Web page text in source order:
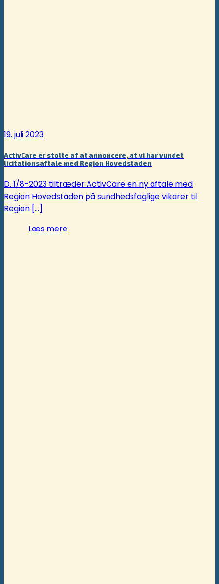
19. juli 2023
ActivCare er stolte af at annoncere, at vi har vundet
licitationsaftale med Region Hovedstaden
D. 1/8-2023 tiltræder ActivCare en ny aftale med
Region Hovedstaden på sundhedsfaglige vikarer til
Region [...]
Læs mere